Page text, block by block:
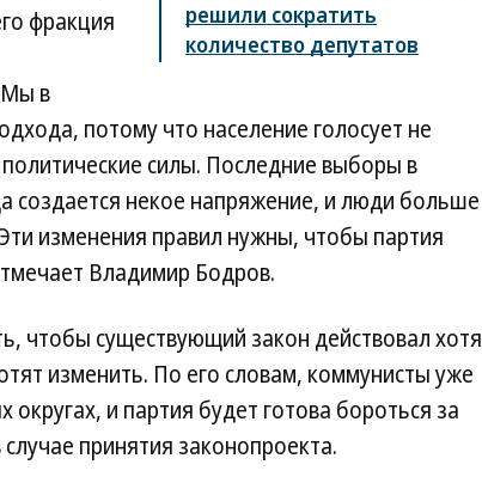
решили сократить
количество депутатов
фракция
в
потому что население голосует не
силы. Последние выборы в
создается некое напряжение, и люди больше
изменения правил нужны, чтобы партия
Владимир Бодров.
чтобы существующий закон действовал хотя
изменить. По его словам, коммунисты уже
и партия будет готова бороться за
принятия законопроекта.